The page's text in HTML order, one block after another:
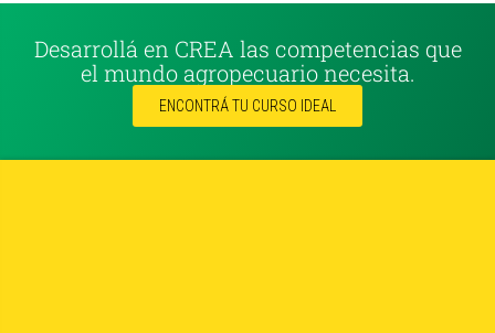
Desarrollá en CREA las competencias que
el mundo agropecuario necesita.
ENCONTRÁ TU CURSO IDEAL